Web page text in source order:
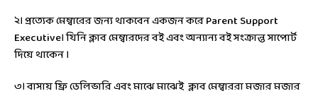
২। প্রত্যেক মেম্বারের জন্য থাকবেন একজন করেParent Support
Executive। যিনি ক্লাব মেম্বারদের বই এবং অন্যান্য বই সংক্রান্ত সাপোর্ট
দিয়ে থাকেন ।
৩। বাসায় ফ্রি ডেলিভারি এবং মাঝে মাঝেই ক্লাব মেম্বাররা মজার মজার